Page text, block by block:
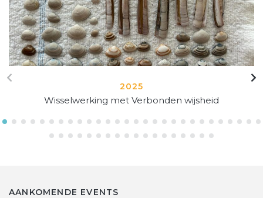
2025
Wisselwerking met Verbonden wijsheid
AANKOMENDE EVENTS